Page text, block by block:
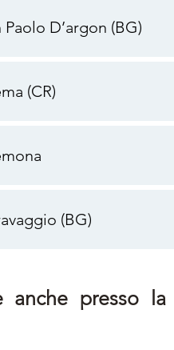
Paolo D’argon (BG)
(CR)
(BG)
anche presso